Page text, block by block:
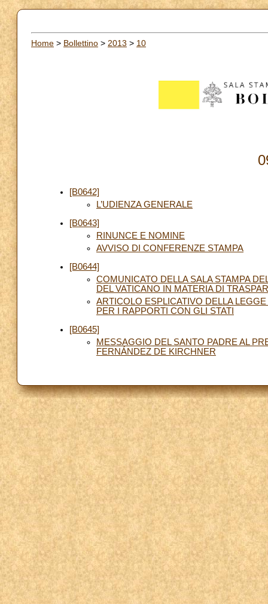
Home > Bollettino > 2013 > 10
[B0642]
L’UDIENZA GENERALE
[B0643]
RINUNCE E NOMINE
AVVISO DI CONFERENZE STAMPA
[B0644]
COMUNICATO DELLA SALA STAMPA
DEL VATICANO IN MATERIA DI
ARTICOLO ESPLICATIVO DELLA
PER I RAPPORTI CON GLI STATI
[B0645]
MESSAGGIO DEL SANTO PADRE AL
FERNÁNDEZ DE KIRCHNER